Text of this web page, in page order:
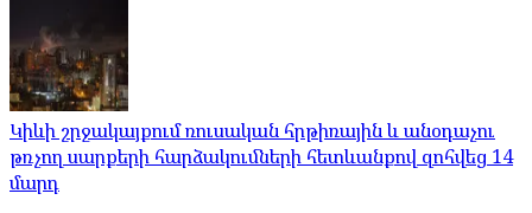
Կիևի շրջակայքում ռուսական հրթիռային և անօդաչու
թռչող սարքերի հարձակումների հետևանքով զոհվեց 14
մարդ